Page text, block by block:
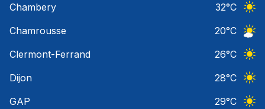
Chambery
32°C
Chamrousse
20°C
Clermont-Ferrand
26°C
Dijon
28°C
GAP
29°C